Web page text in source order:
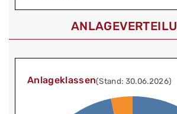
Anlageklassen(Stand: 30.06.2026)